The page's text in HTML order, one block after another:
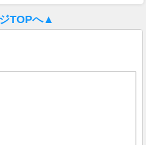
TOPへ▲